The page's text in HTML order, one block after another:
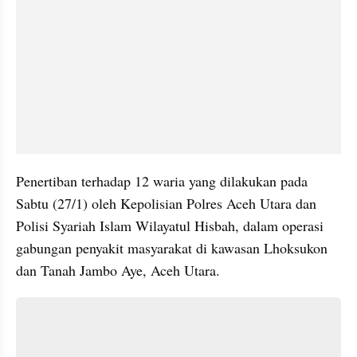
Penertiban terhadap 12 waria yang dilakukan pada
Sabtu (27/1) oleh Kepolisian Polres Aceh Utara dan
Polisi Syariah Islam Wilayatul Hisbah, dalam operasi
gabungan penyakit masyarakat di kawasan Lhoksukon
dan Tanah Jambo Aye, Aceh Utara.